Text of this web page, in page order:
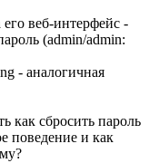
веб-интерфейс -
(admin/admin:
- аналогичная
как сбросить пароль
поведение и как